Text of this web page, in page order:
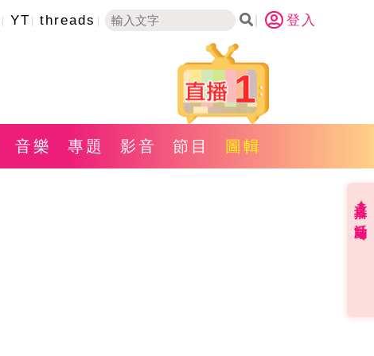
YT threads 登入
1
音樂 專題 影音 節目 圖輯
直播✦活動